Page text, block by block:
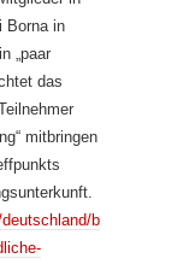
Borna in
„paar
das
mitbringen
b